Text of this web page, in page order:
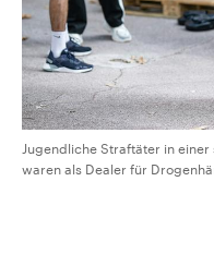
Jugendliche Straftäter in
waren als Dealer für